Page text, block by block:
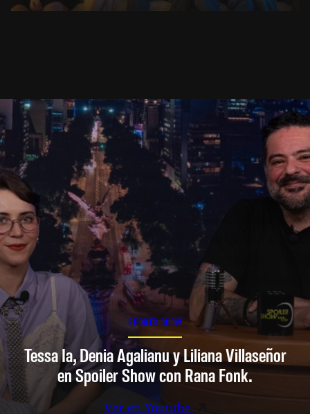
SPOILER SHOW
Tessa Ia, Denia Agalianu y Liliana Villaseñor
en Spoiler Show con Rana Fonk.
Ver en Youtube